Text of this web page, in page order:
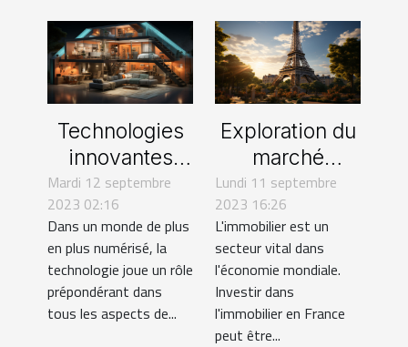
Technologies
innovantes
pour la
protection de
l'habitat
Mardi 12 septembre
2023 02:16
Dans un monde de plus
en plus numérisé, la
technologie joue un rôle
prépondérant dans
tous les aspects de...
Exploration du
marché
immobilier
international :
Focus sur la
France
Lundi 11 septembre
2023 16:26
L'immobilier est un
secteur vital dans
l'économie mondiale.
Investir dans
l'immobilier en France
peut être...